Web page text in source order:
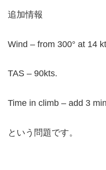
追加情報
Wind – from 300° at 14
TAS – 90kts.
Time in climb – add 3
という問題です。